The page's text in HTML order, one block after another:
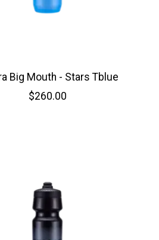
Big Mouth - Stars Tblue
$260.00